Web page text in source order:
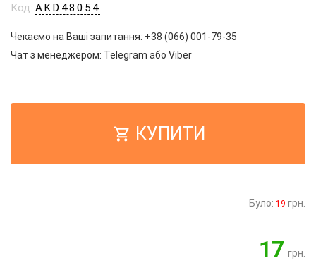
Код: AKD48054
Чекаємо на Ваші запитання: +38 (066) 001-79-35
Чат з менеджером: Telegram або Viber
КУПИТИ
Було: 19 грн.
17 грн.